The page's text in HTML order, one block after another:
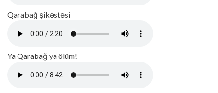
Qarabağ şikəstəsi
Ya Qarabağ ya ölüm!